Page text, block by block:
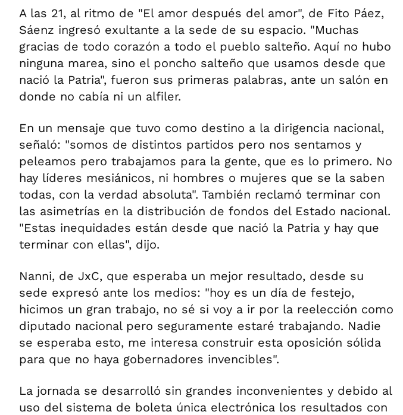
A las 21, al ritmo de "El amor después del amor", de Fito Páez,
Sáenz ingresó exultante a la sede de su espacio. "Muchas
gracias de todo corazón a todo el pueblo salteño. Aquí no hubo
ninguna marea, sino el poncho salteño que usamos desde que
nació la Patria", fueron sus primeras palabras, ante un salón en
donde no cabía ni un alfiler.
En un mensaje que tuvo como destino a la dirigencia nacional,
señaló: "somos de distintos partidos pero nos sentamos y
peleamos pero trabajamos para la gente, que es lo primero. No
hay líderes mesiánicos, ni hombres o mujeres que se la saben
todas, con la verdad absoluta". También reclamó terminar con
las asimetrías en la distribución de fondos del Estado nacional.
"Estas inequidades están desde que nació la Patria y hay que
terminar con ellas", dijo.
Nanni, de JxC, que esperaba un mejor resultado, desde su
sede expresó ante los medios: "hoy es un día de festejo,
hicimos un gran trabajo, no sé si voy a ir por la reelección como
diputado nacional pero seguramente estaré trabajando. Nadie
se esperaba esto, me interesa construir esta oposición sólida
para que no haya gobernadores invencibles".
La jornada se desarrolló sin grandes inconvenientes y debido al
uso del sistema de boleta única electrónica los resultados con